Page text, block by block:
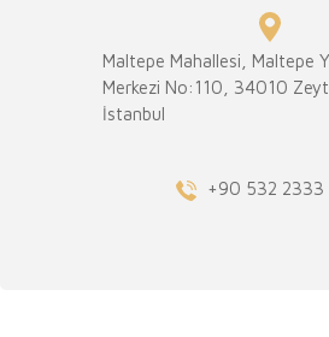
Maltepe Mahallesi, Maltepe
Merkezi No:110, 34010
İstanbul
+90 532 2333